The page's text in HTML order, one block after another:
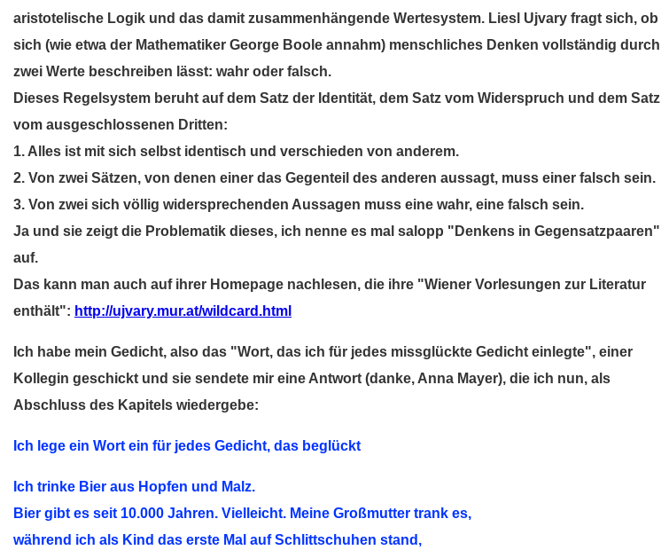
aristotelische Logik und das damit zusammenhängende Wertesystem. Liesl Ujvary fragt sich, ob
sich (wie etwa der Mathematiker George Boole annahm) menschliches Denken vollständig durch
zwei Werte beschreiben lässt: wahr oder falsch.
Dieses Regelsystem beruht auf dem Satz der Identität, dem Satz vom Widerspruch und dem Satz
vom ausgeschlossenen Dritten:
1. Alles ist mit sich selbst identisch und verschieden von anderem.
2. Von zwei Sätzen, von denen einer das Gegenteil des anderen aussagt, muss einer falsch sein.
3. Von zwei sich völlig widersprechenden Aussagen muss eine wahr, eine falsch sein.
Ja und sie zeigt die Problematik dieses, ich nenne es mal salopp "Denkens in Gegensatzpaaren"
auf.
Das kann man auch auf ihrer Homepage nachlesen, die ihre "Wiener Vorlesungen zur Literatur
enthält": http://ujvary.mur.at/wildcard.html
Ich habe mein Gedicht, also das "Wort, das ich für jedes missglückte Gedicht einlegte", einer
Kollegin geschickt und sie sendete mir eine Antwort (danke, Anna Mayer), die ich nun, als
Abschluss des Kapitels wiedergebe:
Ich lege ein Wort ein für jedes Gedicht, das beglückt
Ich trinke Bier aus Hopfen und Malz.
Bier gibt es seit 10.000 Jahren. Vielleicht. Meine Großmutter trank es,
während ich als Kind das erste Mal auf Schlittschuhen stand,